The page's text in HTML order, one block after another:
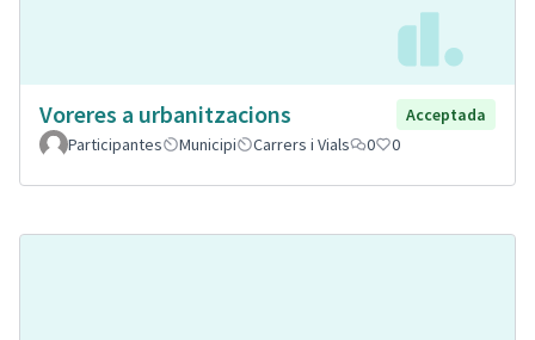
Voreres a urbanitzacions
Acceptada
Participantes
Municipi Carrers i Vials 0 0